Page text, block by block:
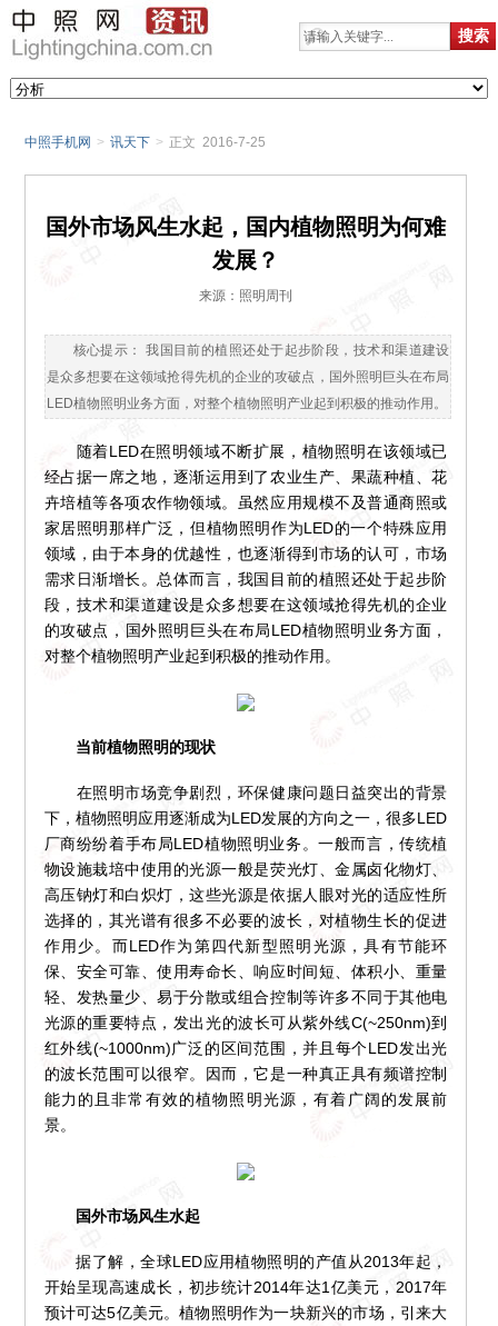
中照手机网 > 讯天下 > 正文 2016-7-25
国外市场风生水起，国内植物照明为何难
发展？
来源：照明周刊
核心提示： 我国目前的植照还处于起步阶段，技术和渠道建设
是众多想要在这领域抢得先机的企业的攻破点，国外照明巨头在布局
LED植物照明业务方面，对整个植物照明产业起到积极的推动作用。
随着LED在照明领域不断扩展，植物照明在该领域已
经占据一席之地，逐渐运用到了农业生产、果蔬种植、花
卉培植等各项农作物领域。虽然应用规模不及普通商照或
家居照明那样广泛，但植物照明作为LED的一个特殊应用
领域，由于本身的优越性，也逐渐得到市场的认可，市场
需求日渐增长。总体而言，我国目前的植照还处于起步阶
段，技术和渠道建设是众多想要在这领域抢得先机的企业
的攻破点，国外照明巨头在布局LED植物照明业务方面，
对整个植物照明产业起到积极的推动作用。
当前植物照明的现状
在照明市场竞争剧烈，环保健康问题日益突出的背景
下，植物照明应用逐渐成为LED发展的方向之一，很多LED
厂商纷纷着手布局LED植物照明业务。一般而言，传统植
物设施栽培中使用的光源一般是荧光灯、金属卤化物灯、
高压钠灯和白炽灯，这些光源是依据人眼对光的适应性所
选择的，其光谱有很多不必要的波长，对植物生长的促进
作用少。而LED作为第四代新型照明光源，具有节能环
保、安全可靠、使用寿命长、响应时间短、体积小、重量
轻、发热量少、易于分散或组合控制等许多不同于其他电
光源的重要特点，发出光的波长可从紫外线C(~250nm)到
红外线(~1000nm)广泛的区间范围，并且每个LED发出光
的波长范围可以很窄。因而，它是一种真正具有频谱控制
能力的且非常有效的植物照明光源，有着广阔的发展前
景。
国外市场风生水起
据了解，全球LED应用植物照明的产值从2013年起，
开始呈现高速成长，初步统计2014年达1亿美元，2017年
预计可达5亿美元。植物照明作为一块新兴的市场，引来大